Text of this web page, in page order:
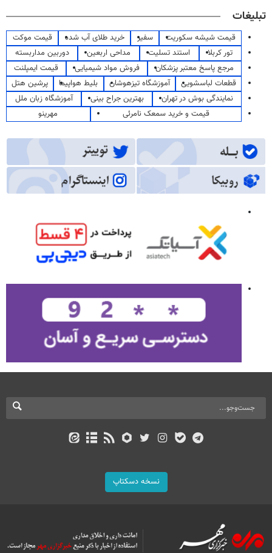
تبلیغات
قیمت شیشه سکوریت سفیر خرید طلای آب شده
قیمت موکت
تور کربلا
استند تسلیت مداحی اربعین
دوربین مداربسته
مرجع پاسخ معتبر پزشکان
فروش مواد شیمیایی
قیمت ایمپلنت
قطعات لباسشویی
آموزشگاه تیزهوشان بلیط هواپیما
پرشین هتل
نمایندگی بوش در تهران
بهترین جراح بینی
آموزشگاه زبان ملل
قیمت و خرید سمعک نامرئی
مهرینو
نسخه دسکتاپ